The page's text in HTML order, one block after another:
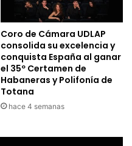
Coro de Cámara UDLAP
consolida su excelencia y
conquista España al ganar
el 35º Certamen de
Habaneras y Polifonía de
Totana
hace 4 semanas